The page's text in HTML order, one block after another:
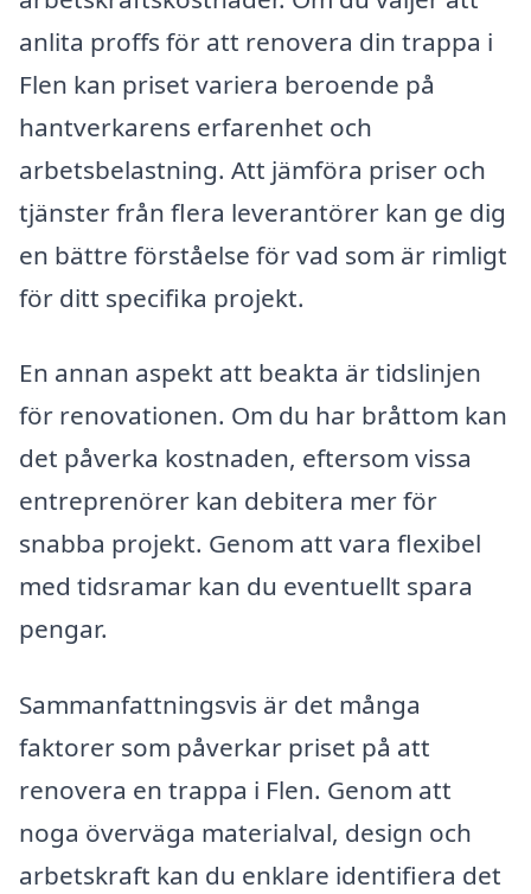
anlita proffs för att renovera din trappa i
Flen kan priset variera beroende på
hantverkarens erfarenhet och
arbetsbelastning. Att jämföra priser och
tjänster från flera leverantörer kan ge dig
en bättre förståelse för vad som är rimligt
för ditt specifika projekt.
En annan aspekt att beakta är tidslinjen
för renovationen. Om du har bråttom kan
det påverka kostnaden, eftersom vissa
entreprenörer kan debitera mer för
snabba projekt. Genom att vara flexibel
med tidsramar kan du eventuellt spara
pengar.
Sammanfattningsvis är det många
faktorer som påverkar priset på att
renovera en trappa i Flen. Genom att
noga överväga materialval, design och
arbetskraft kan du enklare identifiera det